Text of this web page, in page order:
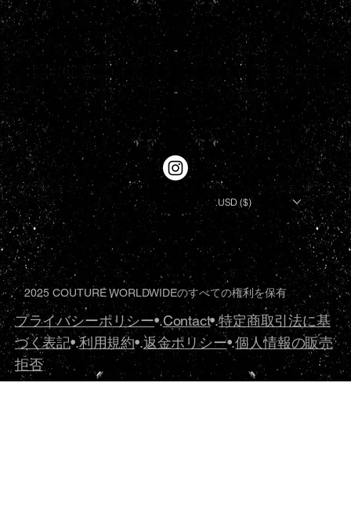
プライバシーポリシー•.Contact•.特定商取引法に基
づく表記•.利用規約•.返金ポリシー•.個人情報の販売
拒否
2025 COUTURE WORLDWIDEのすべての権利を保有
USD ($)